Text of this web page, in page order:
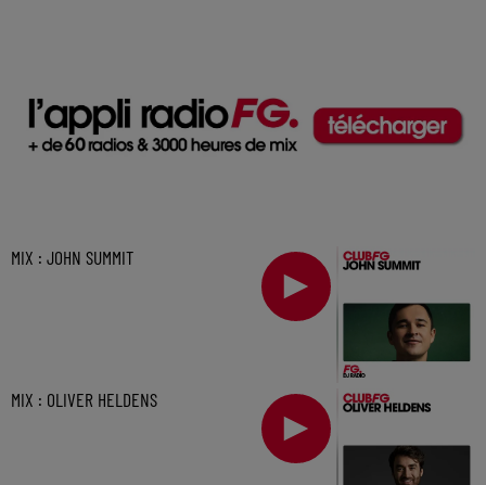
MIX : JOHN SUMMIT
MIX : OLIVER HELDENS